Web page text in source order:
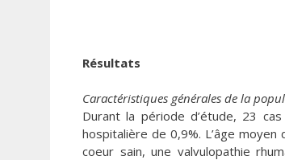
Résultats
Caractéristiques générales de la
Durant la période d’étude, 23
hospitalière de 0,9%. L’âge
coeur sain, une valvulopathie